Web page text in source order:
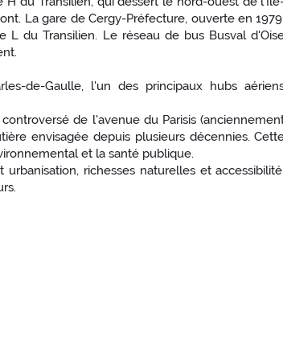
La gare de Cergy-Préfecture, ouverte en
du Transilien. Le réseau de bus Busval
de-Gaulle, l'un des principaux hubs
de l'avenue du Parisis
envisagée depuis plusieurs décennies.
et la santé publique.
richesses naturelles et